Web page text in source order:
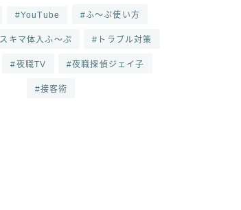
YouTube ふ～ぷ使い方
スキマ体入ふ～ぷ トラブル対策
夜職TV 夜職探偵ジェイ子
接客術